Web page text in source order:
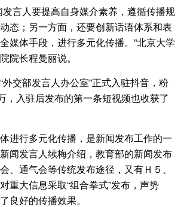
言人要提高自身媒介素养，遵循传播规
态；另一方面，还要创新话语体系和表
媒体手段，进行多元化传播。”北京大学
院长程曼丽说。
交部发言人办公室”正式入驻抖音，粉
，入驻后发布的第一条短视频也收获了
行多元化传播，是新闻发布工作的一
闻发言人续梅介绍，教育部的新闻发布
、通气会等传统发布途径，又有Ｈ５、
重大信息采取“组合拳式”发布，声势
良好的传播效果。